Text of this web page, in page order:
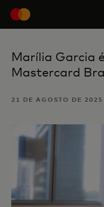
Marília Garcia
Mastercard
21 DE AGOSTO DE